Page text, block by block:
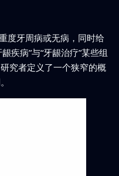
度牙周病或无病，同时给
疾病”与“牙龈治疗”某些组
究者定义了一个狭窄的概